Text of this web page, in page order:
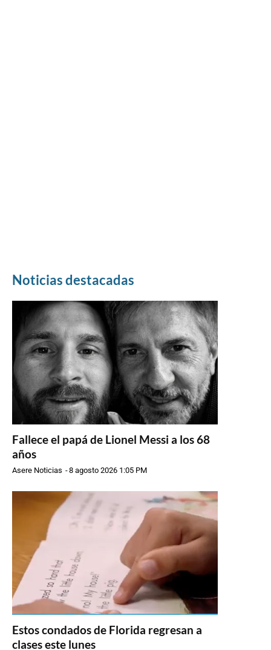
Noticias destacadas
Fallece el papá de Lionel Messi a los 68
años
Asere Noticias -8 agosto 2026 1:05 PM
Estos condados de Florida regresan a
clases este lunes